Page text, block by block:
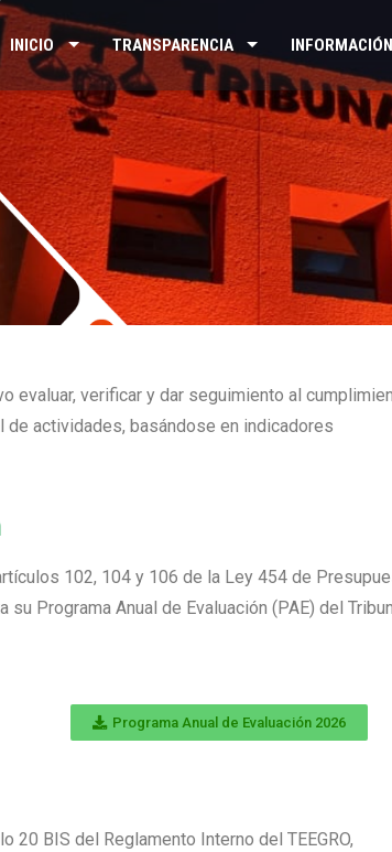
INICIO TRANSPARENCIA
evaluar, verificar y dar seguimiento al
actividades, basándose en indicadores
102, 104 y 106 de la Ley 454 de
Programa Anual de Evaluación (PAE) del
Programa Anual de Evaluación 2026
20 BIS del Reglamento Interno del TEEGRO,